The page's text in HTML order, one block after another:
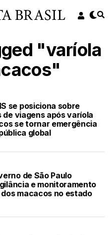
"varíola
se posiciona sobre
viagens após varíola
se tornar emergência
global
de São Paulo
e monitoramento
macacos no estado